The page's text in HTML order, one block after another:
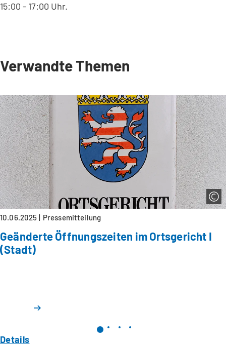
15:00 - 17:00 Uhr.
Verwandte Themen
10.06.2025 Pressemitteilung
Geänderte Öffnungszeiten im Ortsgericht I
(Stadt)
Details